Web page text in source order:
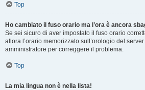
Top
Ho cambiato il fuso orario ma l’ora è ancora
Se sei sicuro di aver impostato il fuso orario
allora l’orario memorizzato sull’orologio del
amministratore per correggere il problema.
Top
La mia lingua non è nella lista!